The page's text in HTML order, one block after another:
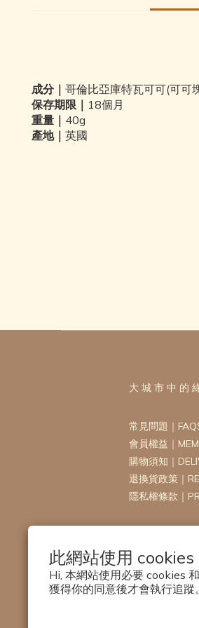
此網站使用 cookies
Hi, 本網站使用必要 cookies
獲得你的同意後才會執行追蹤
成分｜ 哥倫比亞庫特瓦可可(可可
保存期限｜ 18個月
重量｜ 40g
產地｜ 英國
大 城 市 中 的
常見問題｜
會員權益｜
購物須知｜
退換貨政策｜
隱私權條款｜